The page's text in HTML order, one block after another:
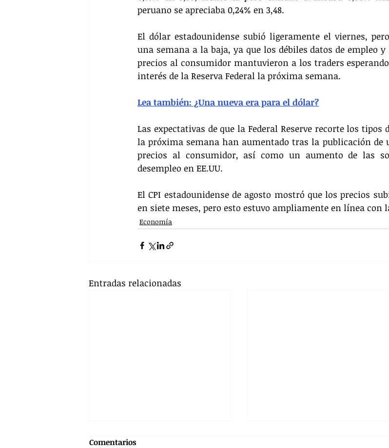
peruano se apreciaba 0,24% en 3,48.
El dólar estadounidense subió ligeramente el viernes,
una semana a la baja, ya que los débiles datos de empleo
precios al consumidor mantuvieron a los traders
interés de la Reserva Federal la próxima semana.
Lea también: ¿Una nueva era para el dólar?
Las expectativas de que la Federal Reserve recorte los tipos
la próxima semana han aumentado tras la publicación de
precios al consumidor, así como un aumento de las
desempleo en EE.UU.
El CPI estadounidense de agosto mostró que los precios
en siete meses, pero esto estuvo ampliamente en línea con
Economía
Entradas relacionadas
Comentarios